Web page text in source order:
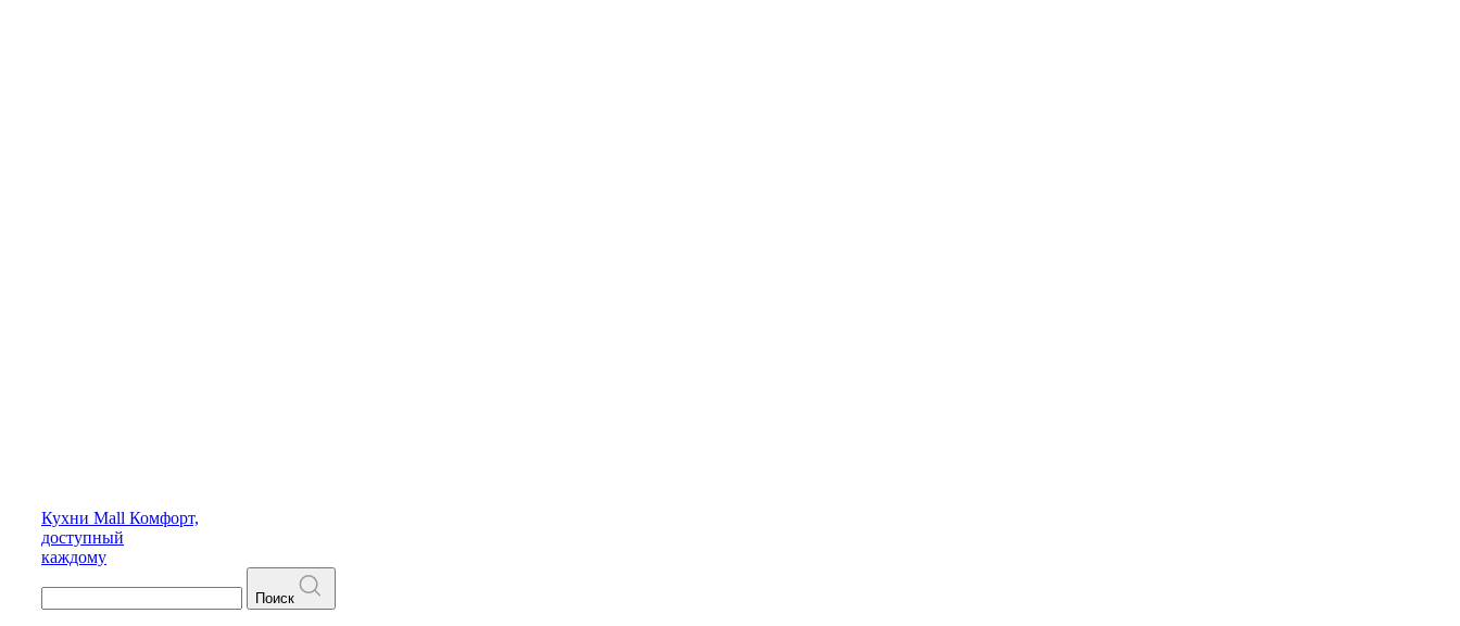
Кухни Mall Комфорт,
доступный
каждому
Поиск